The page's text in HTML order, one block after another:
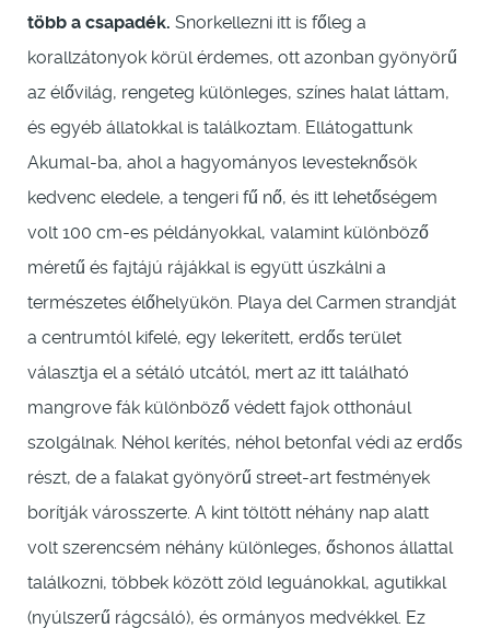
több a csapadék. Snorkellezni itt is főleg a
korallzátonyok körül érdemes, ott azonban gyönyörű
az élővilág, rengeteg különleges, színes halat láttam,
és egyéb állatokkal is találkoztam. Ellátogattunk
Akumal-ba, ahol a hagyományos levesteknősök
kedvenc eledele, a tengeri fű nő, és itt lehetőségem
volt 100 cm-es példányokkal, valamint különböző
méretű és fajtájú rájákkal is együtt úszkálni a
természetes élőhelyükön. Playa del Carmen strandját
a centrumtól kifelé, egy lekerített, erdős terület
választja el a sétáló utcától, mert az itt található
mangrove fák különböző védett fajok otthonául
szolgálnak. Néhol kerítés, néhol betonfal védi az erdős
részt, de a falakat gyönyörű street-art festmények
borítják városszerte. A kint töltött néhány nap alatt
volt szerencsém néhány különleges, őshonos állattal
találkozni, többek között zöld leguánokkal, agutikkal
(nyúlszerű rágcsáló), és ormányos medvékkel. Ez